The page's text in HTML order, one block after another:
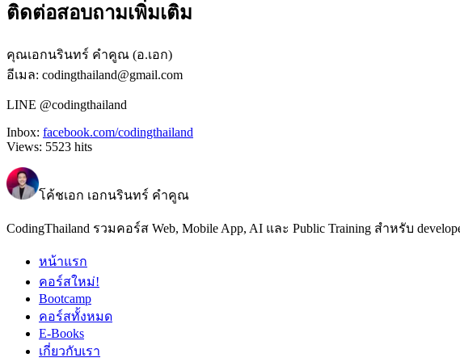
ติดต่อสอบถามเพิ่มเติม
คุณเอกนรินทร์ คำคูณ (อ.เอก)
อีเมล: codingthailand@gmail.com
LINE @codingthailand
Inbox: facebook.com/codingthailand
Views: 5523 hits
โค้ชเอก เอกนรินทร์ คำคูณ
CodingThailand รวมคอร์ส Web, Mobile App, AI และ Public Training สำหรับ
หน้าแรก
คอร์สใหม่!
Bootcamp
คอร์สทั้งหมด
E-Books
เกี่ยวกับเรา